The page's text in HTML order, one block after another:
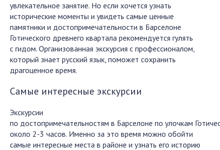
увлекательное занятие. Но если хочется узнать
исторические моменты и увидеть самые ценные
памятники и достопримечательности в Барселоне
Готического древнего квартала рекомендуется гулять
с гидом. Организованная экскурсия с профессионалом,
который знает русский язык, поможет сохранить
драгоценное время.
Самые интересные экскурсии
Экскурсии
по достопримечательностям в Барселоне по улочкам
около 2-3 часов. Именно за это время можно обойти
самые интересные места в районе и узнать его историю